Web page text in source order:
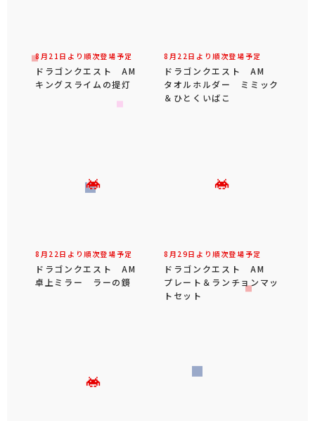
8月21日より順次登場予定
ドラゴンクエスト AM
キングスライムの提灯
8月22日より順次登場予定
ドラゴンクエスト AM
タオルホルダー ミミック
＆ひとくいばこ
8月22日より順次登場予定
ドラゴンクエスト AM
卓上ミラー ラーの鏡
8月29日より順次登場予定
ドラゴンクエスト AM
プレート＆ランチョンマッ
トセット